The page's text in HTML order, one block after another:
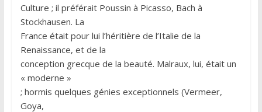
Culture ; il préférait Poussin à Picasso, Bach à
Stockhausen. La
France était pour lui l’héritière de l’Italie de la
Renaissance, et de la
conception grecque de la beauté. Malraux, lui, était un
« moderne »
; hormis quelques génies exceptionnels (Vermeer,
Goya,